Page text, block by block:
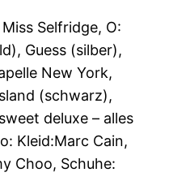
Selfridge, O:
Guess (silber),
New York,
(schwarz),
deluxe – alles
Kleid:Marc Cain,
Choo, Schuhe: